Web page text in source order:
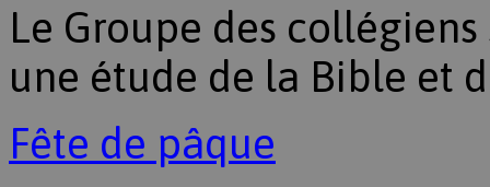
Le Groupe des
une étude de la Bible et
Fête de pâque